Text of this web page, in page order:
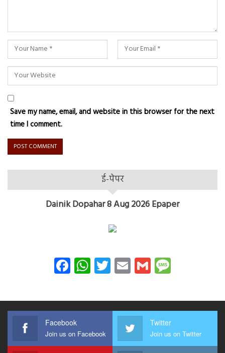
Save my name, email, and website in this browser for the next
time I comment.
ई-पेपर
Dainik Dopahar 8 Aug 2026 Epaper
Facebook
WhatsApp
Twitter
EmailGmail
Facebook
Join us on Facebook
Twitter
Join us on Twitter